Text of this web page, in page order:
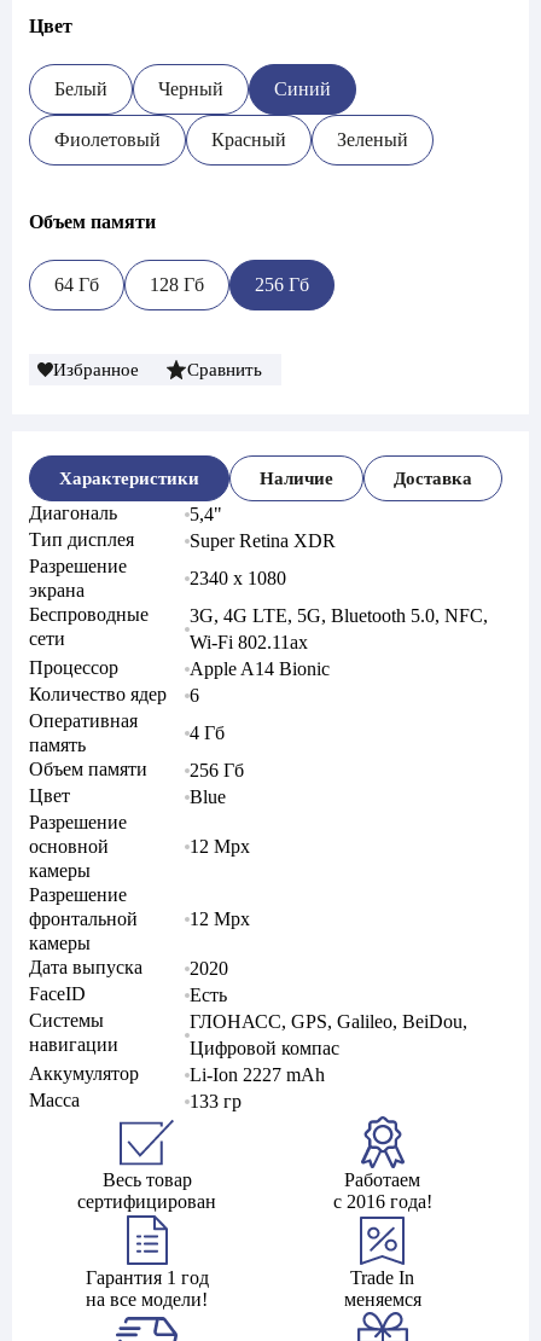
Цвет
Белый Черный Синий
Фиолетовый Красный Зеленый
Объем памяти
64 Гб 128 Гб 256 Гб
Избранное Сравнить
Характеристики Наличие Доставка
Диагональ
5,4"
Тип дисплея
Super Retina XDR
Разрешение
экрана
2340 x 1080
Беспроводные
сети
3G, 4G LTE, 5G, Bluetooth 5.0, NFC,
Wi-Fi 802.11ax
Процессор
Apple A14 Bionic
Количество ядер
6
Оперативная
память
4 Гб
Объем памяти
256 Гб
Цвет
Blue
Разрешение
основной
камеры
12 Mpx
Разрешение
фронтальной
камеры
12 Mpx
Дата выпуска
2020
FaceID
Есть
Системы
навигации
ГЛОНАСС, GPS, Galileo, BeiDou,
Цифровой компас
Аккумулятор
Li-Ion 2227 mAh
Масса
133 гр
Весь товар
сертифицирован
Работаем
с 2016 года!
Гарантия 1 год
на все модели!
Trade In
меняемся